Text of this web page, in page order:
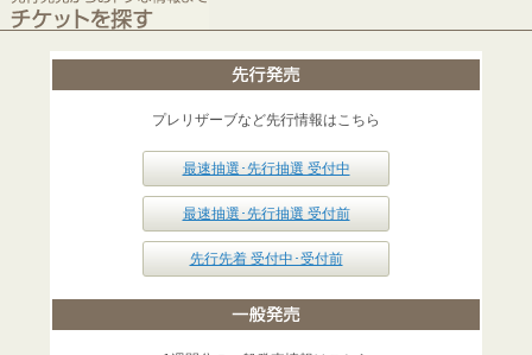
プレリザーブなど先行情報はこちら
最速抽選･先行抽選 受付中
最速抽選･先行抽選 受付前
先行先着 受付中･受付前